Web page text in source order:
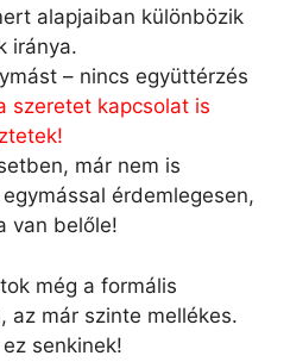
alapjaiban különbözik
iránya.
– nincs együttérzés
szeretet kapcsolat is
már nem is
érdemlegesen,
van belőle!
még a formális
az már szinte mellékes.
senkinek!